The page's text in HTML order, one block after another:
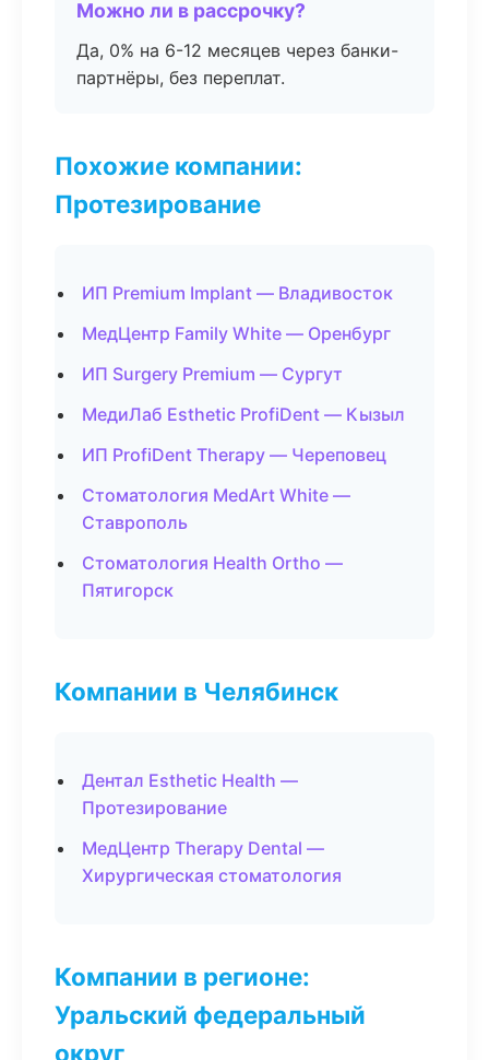
Можно ли в рассрочку?
Да, 0% на 6-12 месяцев через банки-
партнёры, без переплат.
Похожие компании:
Протезирование
ИП Premium Implant — Владивосток
МедЦентр Family White — Оренбург
ИП Surgery Premium — Сургут
МедиЛаб Esthetic ProfiDent — Кызыл
ИП ProfiDent Therapy — Череповец
Стоматология MedArt White —
Ставрополь
Стоматология Health Ortho —
Пятигорск
Компании в Челябинск
Дентал Esthetic Health —
Протезирование
МедЦентр Therapy Dental —
Хирургическая стоматология
Компании в регионе:
Уральский федеральный
округ